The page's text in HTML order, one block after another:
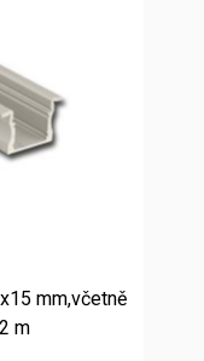
mm,včetně
m